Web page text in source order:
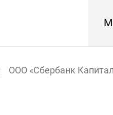
ООО «Сбербанк